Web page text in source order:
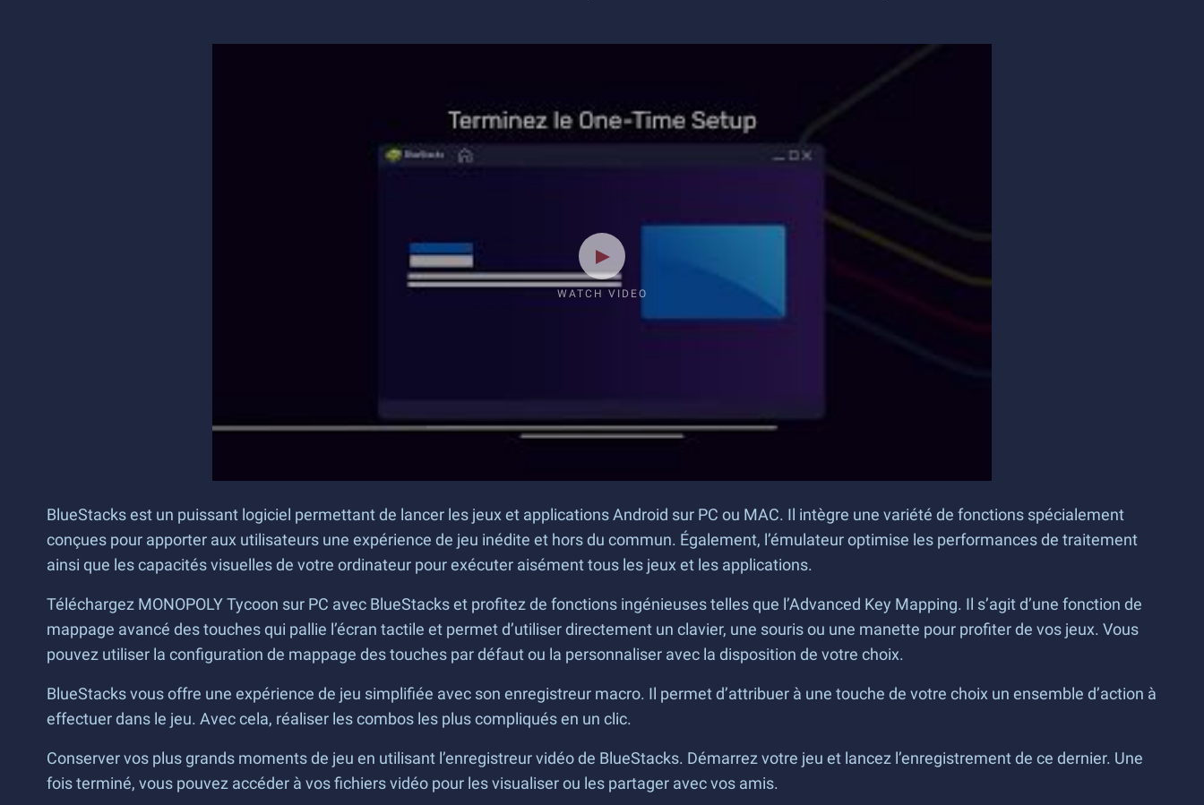
WATCH VIDEO
BlueStacks est un puissant logiciel permettant de lancer les jeux et applications Android sur PC ou MAC. Il intègre une variété de fonctions spécialement
conçues pour apporter aux utilisateurs une expérience de jeu inédite et hors du commun. Également, l’émulateur optimise les performances de traitement
ainsi que les capacités visuelles de votre ordinateur pour exécuter aisément tous les jeux et les applications.
Téléchargez MONOPOLY Tycoon sur PC avec BlueStacks et profitez de fonctions ingénieuses telles que l’Advanced Key Mapping. Il s’agit d’une fonction de
mappage avancé des touches qui pallie l’écran tactile et permet d’utiliser directement un clavier, une souris ou une manette pour profiter de vos jeux. Vous
pouvez utiliser la configuration de mappage des touches par défaut ou la personnaliser avec la disposition de votre choix.
BlueStacks vous offre une expérience de jeu simplifiée avec son enregistreur macro. Il permet d’attribuer à une touche de votre choix un ensemble d’action à
effectuer dans le jeu. Avec cela, réaliser les combos les plus compliqués en un clic.
Conserver vos plus grands moments de jeu en utilisant l’enregistreur vidéo de BlueStacks. Démarrez votre jeu et lancez l’enregistrement de ce dernier. Une
fois terminé, vous pouvez accéder à vos fichiers vidéo pour les visualiser ou les partager avec vos amis.